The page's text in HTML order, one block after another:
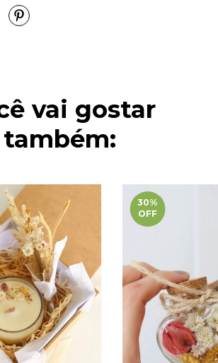
vai gostar
também:
30%
OFF